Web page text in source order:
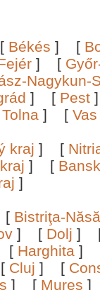
[ Békés ] [
] [
Nagykun-
] [ Pest
Tolna ] [ Vas
kraj ] [
] [
]
[ Bistriţa-
] [ Dolj ]
[ Harghita ]
[ Cluj ] [
] [ Mureş